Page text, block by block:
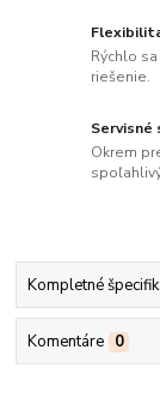
Rýchlo
riešenie.
Servisné
Okrem
Kompletné
Komentáre 0